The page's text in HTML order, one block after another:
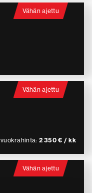
Vähän ajettu
vuokrahinta: 2 350 € / kk
Vähän ajettu
Vähän ajettu